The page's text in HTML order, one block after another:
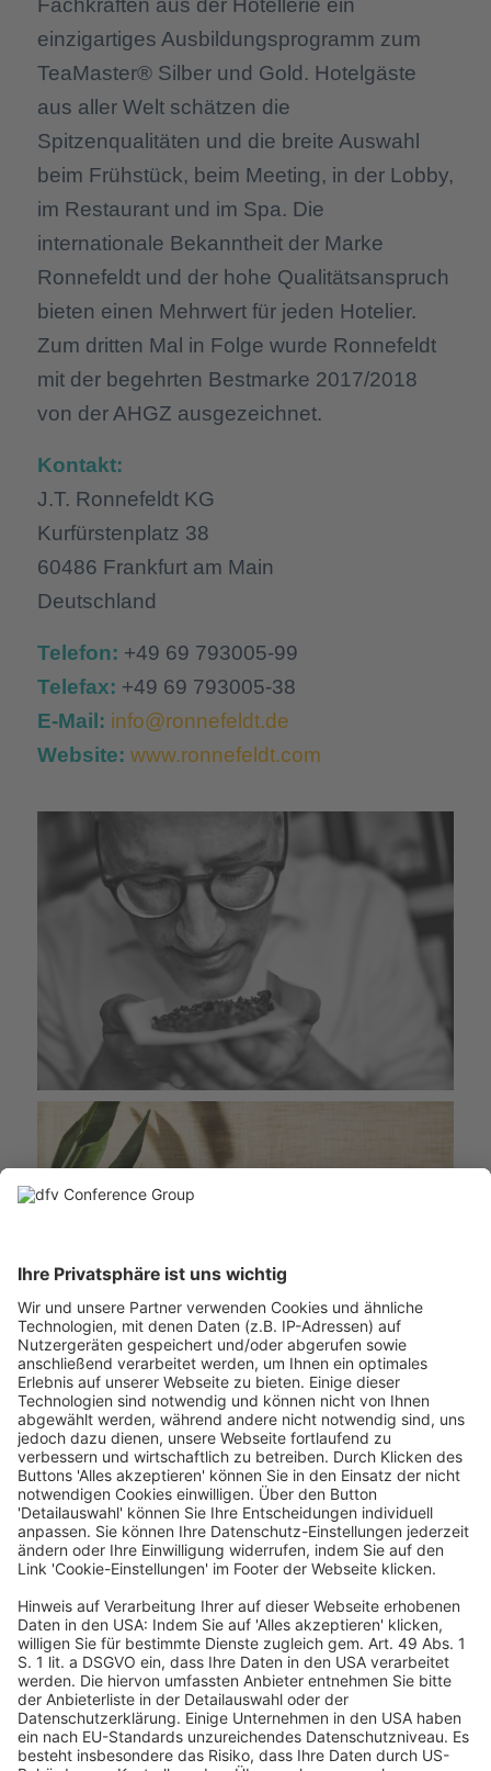
Fachkräften aus der Hotellerie ein
einzigartiges Ausbildungsprogramm zum
TeaMaster® Silber und Gold. Hotelgäste
aus aller Welt schätzen die
Spitzenqualitäten und die breite Auswahl
beim Frühstück, beim Meeting, in der Lobby,
im Restaurant und im Spa. Die
internationale Bekanntheit der Marke
Ronnefeldt und der hohe Qualitätsanspruch
bieten einen Mehrwert für jeden Hotelier.
Zum dritten Mal in Folge wurde Ronnefeldt
mit der begehrten Bestmarke 2017/2018
von der AHGZ ausgezeichnet.
Kontakt:
J.T. Ronnefeldt KG
Kurfürstenplatz 38
60486 Frankfurt am Main
Deutschland
Telefon: +49 69 793005-99
Telefax: +49 69 793005-38
E-Mail: info@ronnefeldt.de
Website: www.ronnefeldt.com
Deutscher Hotelkongress
19./20. April 2027
Kap Europa
Frankfurt